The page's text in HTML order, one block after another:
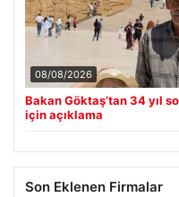
08/08/2026
Bakan Göktaş’tan 34 yıl
için açıklama
Son Eklenen Firmalar